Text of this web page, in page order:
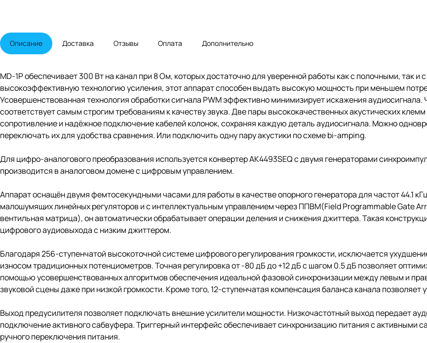
Описание Доставка Отзывы Оплата Дополнительно
MD-1P обеспечивает 300 Вт на канал при 8 Ом, которых достаточно для уверенной работы как с полочными, так
высокоэффективную технологию усиления, этот аппарат способен выдать высокую мощность при меньшем
Усовершенствованная технология обработки сигнала PWM эффективно минимизирует искажения аудиосигнала.
соответствует самым строгим требованиям к качеству звука. Две пары высококачественных акустических
сопротивление и надёжное подключение кабелей колонок, сохраняя каждую деталь аудиосигнала. Можно
переключать их для удобства сравнения. Или подключить одну пару акустики по схеме bi-amping.
Для цифро-аналогового преобразования используется конвертер AK4493SEQ с двумя генераторами
производится в аналоговом домене с цифровым управлением.
Аппарат оснащён двумя фемтосекундными часами для работы в качестве опорного генератора для частот 44.1
малошумящих линейных регуляторов и с интеллектуальным управлением через ППВМ(Field Programmable Gate
вентильная матрица), он автоматически обрабатывает операции деления и снижения джиттера. Такая
цифрового аудиовыхода с низким джиттером.
Благодаря 256-ступенчатой ​​высокоточной системе цифрового регулирования громкости, исключается
износом традиционных потенциометров. Точная регулировка от -80 дБ до +12 дБ с шагом 0.5 дБ позволяет
помощью усовершенствованных алгоритмов обеспечения идеальной фазовой синхронизации между левым и
звуковой сцены даже при низкой громкости. Кроме того, 12-ступенчатая компенсация баланса канала
Выход предусилителя позволяет подключать внешние усилители мощности. Низкочастотный выход передает
подключение активного сабвуфера. Триггерный интерфейс обеспечивает синхронизацию питания с активными
ручного переключения питания.